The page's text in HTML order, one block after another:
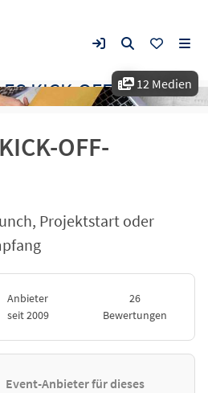
12 Medien
OFF-
Projektstart oder
Anbieter
seit 2009
26
Bewertungen
Event-Anbieter für dieses
KICK-OFF-MEETING